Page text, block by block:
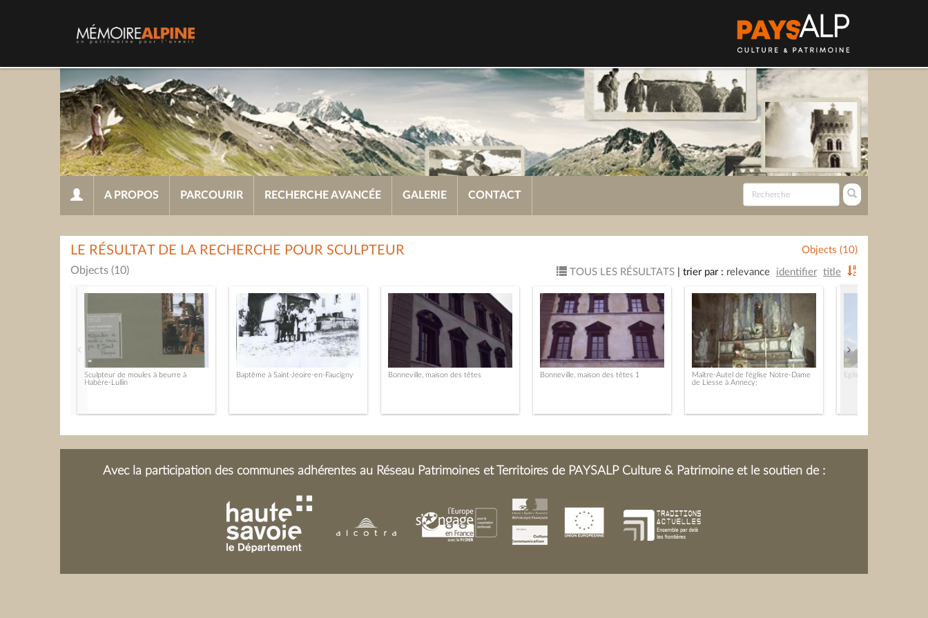
A PROPOS PARCOURIR RECHERCHE AVANCÉE GALERIE CONTACT
Objects (10)
LE RÉSULTAT DE LA RECHERCHE POUR SCULPTEUR
TOUS LES RÉSULTATS trier par : relevance identifier title
Objects (10)
Sculpteur de moules à beurre à
Habère-Lullin
Baptême à Saint-Jeoire-en-Faucigny Bonneville, maison des têtes Bonneville, maison des têtes 1
Maître-Autel de l'église Notre-Dame
de Liesse à Annecy:
Eglise de Saxel
Avec la participation des communes adhérentes au Réseau Patrimoines et Territoires de PAYSALP Culture & Patrimoine et le soutien de :